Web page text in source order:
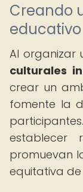
Creando
educativo
Al organizar
culturales
crear un
fomente la
establecer
promuevan
equitativa